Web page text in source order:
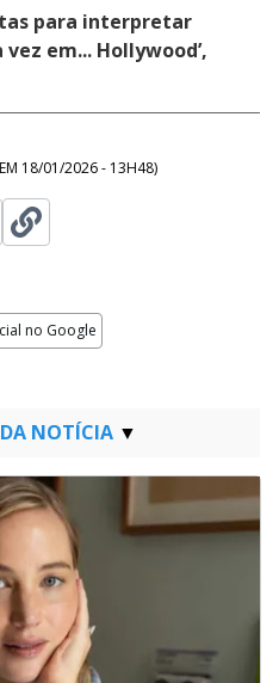
para interpretar
em... Hollywood’,
18/01/2026 - 13H48)
no Google
NOTÍCIA